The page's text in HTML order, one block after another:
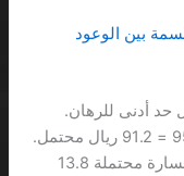
بين الوعود
عمولة سحب 5 ريال = صافي خسارة محتملة 13.8